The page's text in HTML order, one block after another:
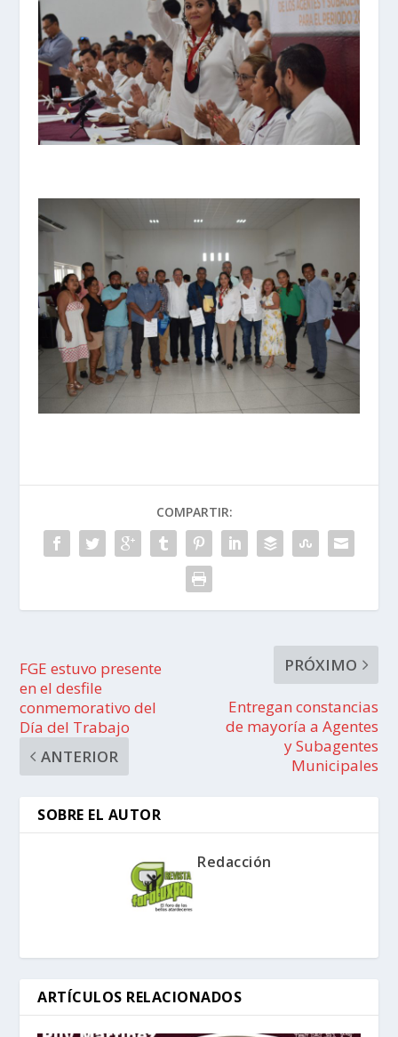
COMPARTIR:
FGE estuvo presente
en el desfile
conmemorativo del
Día del Trabajo
ANTERIOR
PRÓXIMO
Entregan constancias
de mayoría a Agentes
y Subagentes
Municipales
SOBRE EL AUTOR
Redacción
ARTÍCULOS RELACIONADOS